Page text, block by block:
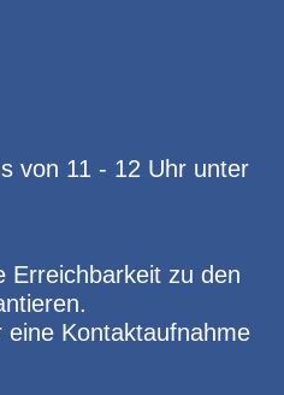
von 11 - 12 Uhr unter
Erreichbarkeit zu den
Kontaktaufnahme